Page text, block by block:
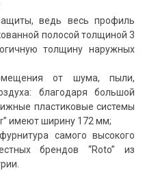
ведь весь профиль
полосой толщиной 3
толщину наружных
от шума, пыли,
благодаря большой
пластиковые системы
имеют ширину 172 мм;
самого высокого
брендов “Roto” из